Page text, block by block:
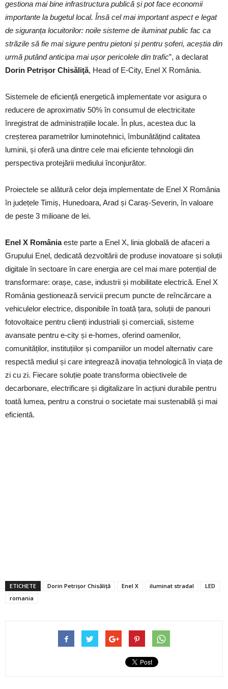
gestiona mai bine infrastructura publică și pot face economii
importante la bugetul local. Însă cel mai important aspect e legat
de siguranța locuitorilor: noile sisteme de iluminat public fac ca
străzile să fie mai sigure pentru pietoni și pentru șoferi, aceștia din
urmă putând anticipa mai ușor pericolele din trafic”, a declarat
Dorin Petrișor Chisăliţă, Head of E-City, Enel X România.
Sistemele de eficiență energetică implementate vor asigura o
reducere de aproximativ 50% în consumul de electricitate
înregistrat de administrațiile locale. În plus, acestea duc la
creșterea parametrilor luminotehnici, îmbunătățind calitatea
luminii, și oferă una dintre cele mai eficiente tehnologii din
perspectiva protejării mediului înconjurător.
Proiectele se alătură celor deja implementate de Enel X România
în județele Timiș, Hunedoara, Arad și Caraș-Severin, în valoare
de peste 3 milioane de lei.
Enel X Româniaeste parte a Enel X, linia globală de afaceri a
Grupului Enel, dedicată dezvoltării de produse inovatoare și soluții
digitale în sectoare în care energia are cel mai mare potențial de
transformare: orașe, case, industrii și mobilitate electrică. Enel X
România gestionează servicii precum puncte de reîncărcare a
vehiculelor electrice, disponibile în toată țara, soluții de panouri
fotovoltaice pentru clienți industriali și comerciali, sisteme
avansate pentru e-city și e-homes, oferind oamenilor,
comunităților, instituțiilor și companiilor un model alternativ care
respectă mediul și care integrează inovația tehnologică în viața de
zi cu zi. Fiecare soluție poate transforma obiectivele de
decarbonare, electrificare și digitalizare în acțiuni durabile pentru
toată lumea, pentru a construi o societate mai sustenabilă și mai
eficientă.
ETICHETE Dorin Petrișor Chisăliţă Enel X iluminat stradal
LED
romania